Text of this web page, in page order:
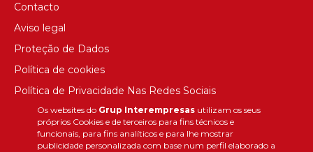
Os websites do Grup Interempresasutilizam os seus
próprios Cookies e de terceiros para fins técnicos e
funcionais, para fins analíticos e para lhe mostrar
publicidade personalizada com base num perfil elaborado a
Contacto
Aviso legal
Proteção de Dados
Política de cookies
Política de Privacidade Nas Redes Sociais
Canal de denúncias
Colaborações editoriais